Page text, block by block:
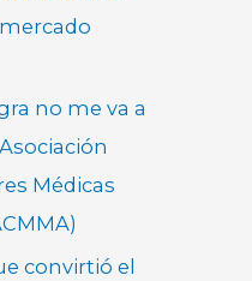
no me va a
Médicas
convirtió el